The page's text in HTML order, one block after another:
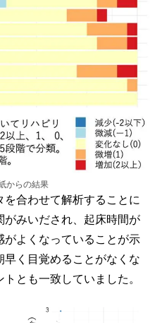
の結果
を合わせて解析することに
がみいだされ、起床時間が
よくなっていることが示
く目覚めることがなくな
とも一致していました。